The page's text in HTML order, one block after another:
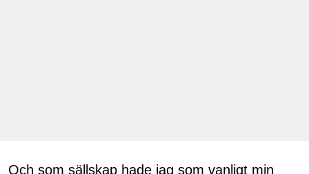
Och som sällskap hade jag som vanligt min